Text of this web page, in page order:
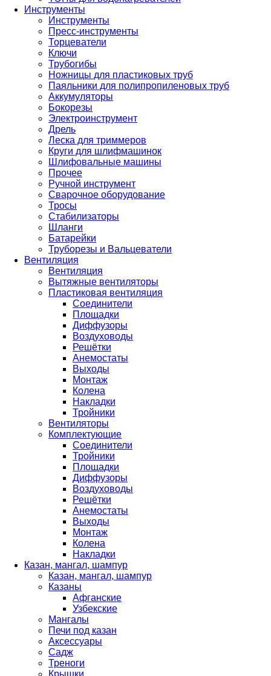
Инструменты
Инструменты
Пресс-инструменты
Торцеватели
Ключи
Трубогибы
Ножницы для пластиковых труб
Паяльники для полипропиленовых труб
Аккумуляторы
Бокорезы
Электроинструмент
Дрель
Леска для триммеров
Круги для шлифмашинок
Шлифовальные машины
Прочее
Ручной инструмент
Сварочное оборудование
Тросы
Стабилизаторы
Шланги
Батарейки
Труборезы и Вальцеватели
Вентиляция
Вентиляция
Вытяжные вентиляторы
Пластиковая вентиляция
Соединители
Площадки
Диффузоры
Воздуховоды
Решётки
Анемостаты
Выходы
Монтаж
Колена
Накладки
Тройники
Вентиляторы
Комплектующие
Соединители
Тройники
Площадки
Диффузоры
Воздуховоды
Решётки
Анемостаты
Выходы
Монтаж
Колена
Накладки
Казан, мангал, шампур
Казан, мангал, шампур
Казаны
Афганские
Узбекские
Мангалы
Печи под казан
Аксессуары
Садж
Треноги